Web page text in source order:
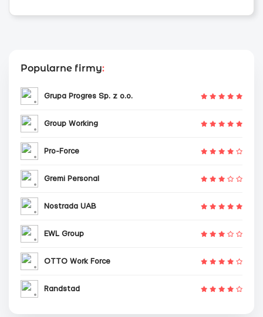
Popularne firmy:
Grupa Progres Sp. z o.o.
Group Working
Pro-Force
Gremi Personal
Nostrada UAB
EWL Group
OTTO Work Force
Randstad